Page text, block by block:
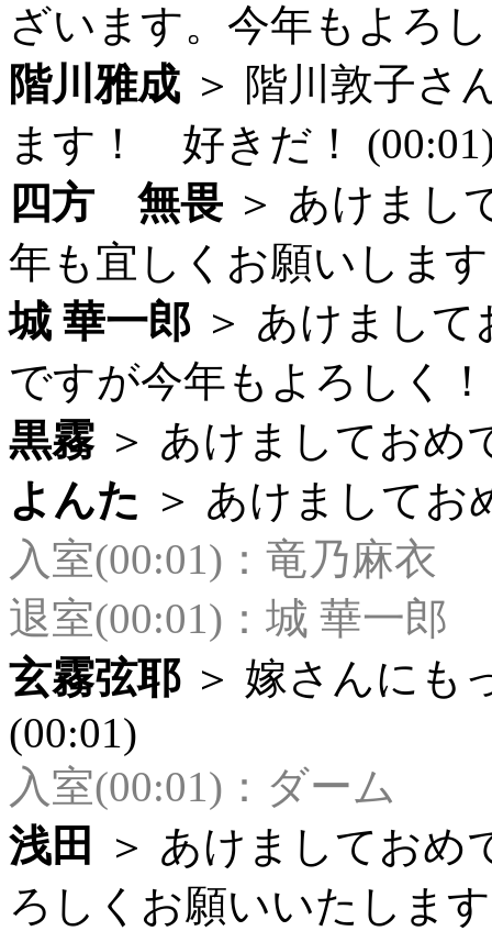
ざいます。今年もよろ
階川雅成 ＞ 階川敦子さ
ます！ 好きだ！
四方 無畏 ＞ あけまし
年も宜しくお願いしま
城 華一郎 ＞ あけまし
ですが今年もよろしく
黒霧＞ あけましておめ
よんた ＞ あけましてお
入室(00:01)：竜乃麻衣
退室(00:01)：城 華一郎
玄霧弦耶＞ 嫁さんにも
(00:01)
入室(00:01)：ダーム
浅田
＞ あけましておめ
ろしくお願いいたしま